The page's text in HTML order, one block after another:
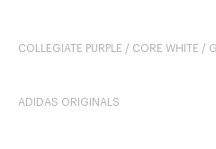
COLLEGIATE PURPLE / CORE WHITE /
ADIDAS ORIGINALS